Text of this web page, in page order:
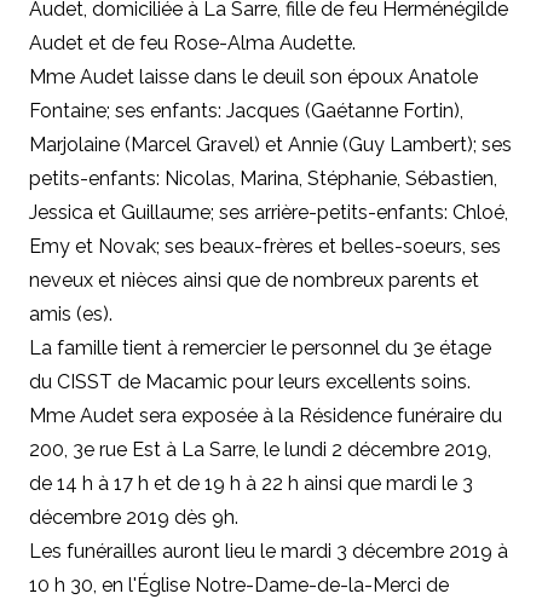
Audet, domiciliée à La Sarre, fille de feu Herménégilde
Audet et de feu Rose-Alma Audette.
Mme Audet laisse dans le deuil son époux Anatole
Fontaine; ses enfants: Jacques (Gaétanne Fortin),
Marjolaine (Marcel Gravel) et Annie (Guy Lambert); ses
petits-enfants: Nicolas, Marina, Stéphanie, Sébastien,
Jessica et Guillaume; ses arrière-petits-enfants: Chloé,
Emy et Novak; ses beaux-frères et belles-soeurs, ses
neveux et nièces ainsi que de nombreux parents et
amis (es).
La famille tient à remercier le personnel du 3e étage
du CISST de Macamic pour leurs excellents soins.
Mme Audet sera exposée à la Résidence funéraire du
200, 3e rue Est à La Sarre, le lundi 2 décembre 2019,
de 14 h à 17 h et de 19 h à 22 h ainsi que mardi le 3
décembre 2019 dès 9h.
Les funérailles auront lieu le mardi 3 décembre 2019 à
10 h 30, en l'Église Notre-Dame-de-la-Merci de